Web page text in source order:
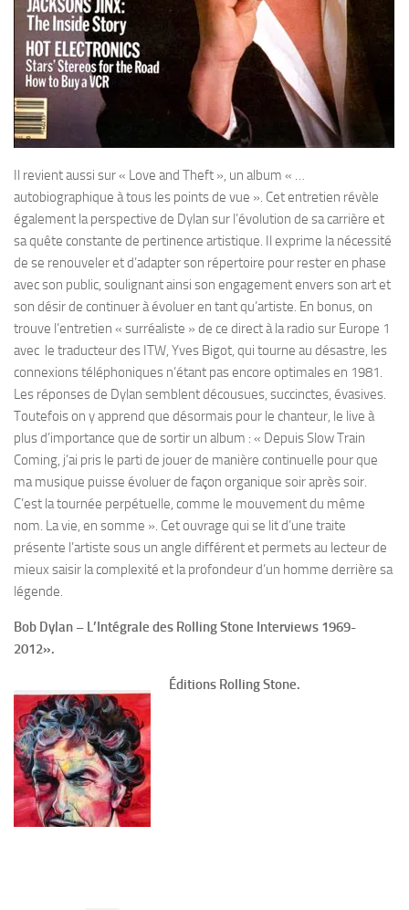
Il revient aussi sur « Love and Theft », un album « …
autobiographique à tous les points de vue ». Cet entretien révèle
également la perspective de Dylan sur l’évolution de sa carrière et
sa quête constante de pertinence artistique. Il exprime la nécessité
de se renouveler et d’adapter son répertoire pour rester en phase
avec son public, soulignant ainsi son engagement envers son art et
son désir de continuer à évoluer en tant qu’artiste. En bonus, on
trouve l’entretien « surréaliste » de ce direct à la radio sur Europe 1
avec le traducteur des ITW, Yves Bigot, qui tourne au désastre, les
connexions téléphoniques n’étant pas encore optimales en 1981.
Les réponses de Dylan semblent décousues, succinctes, évasives.
Toutefois on y apprend que désormais pour le chanteur, le live à
plus d’importance que de sortir un album : « Depuis Slow Train
Coming, j’ai pris le parti de jouer de manière continuelle pour que
ma musique puisse évoluer de façon organique soir après soir.
C’est la tournée perpétuelle, comme le mouvement du même
nom. La vie, en somme ». Cet ouvrage qui se lit d’une traite
présente l’artiste sous un angle différent et permets au lecteur de
mieux saisir la complexité et la profondeur d’un homme derrière sa
légende.
Bob Dylan – L’Intégrale des Rolling Stone Interviews 1969-
2012».
Éditions Rolling Stone.